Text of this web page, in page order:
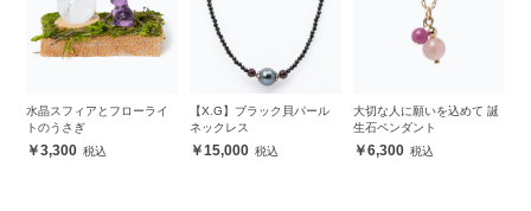
水晶スフィアとフローライ
トのうさぎ
3,300
【X.G】ブラック貝パール
ネックレス
15,000
大切な人に願いを込めて 誕
生石ペンダント
6,300